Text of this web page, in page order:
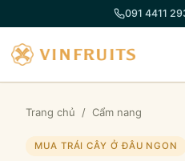
đến
phần
nội
dung
091 4411
Trang chủ / Cẩm nang
MUA TRÁI CÂY Ở ĐÂU NGON